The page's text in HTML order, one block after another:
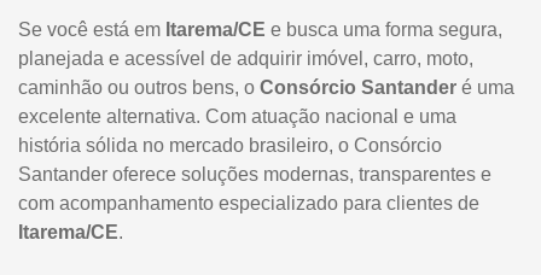
Se você está em Itarema/CE e busca uma forma segura,
planejada e acessível de adquirir imóvel, carro, moto,
caminhão ou outros bens, o Consórcio Santander é uma
excelente alternativa. Com atuação nacional e uma
história sólida no mercado brasileiro, o Consórcio
Santander oferece soluções modernas, transparentes e
com acompanhamento especializado para clientes de
Itarema/CE.